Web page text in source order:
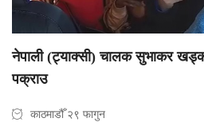
नेपाली (ट्याक्सी) चालक सुभाकर
पक्राउ
काठमाडौँ २९ फागुन